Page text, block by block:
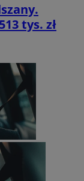
tys. zł